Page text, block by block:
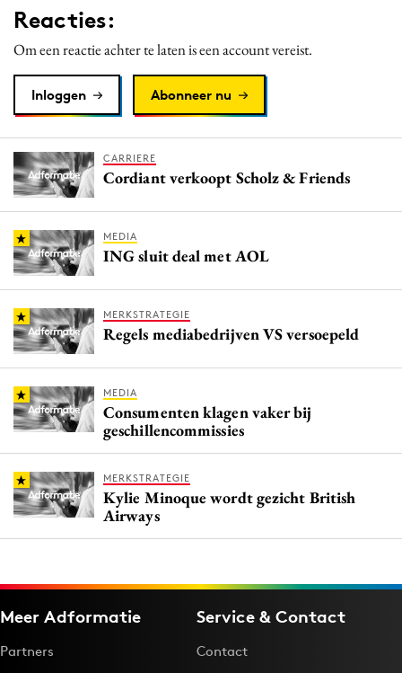
Merkstrategie
Purpose Marketing
Reputatie & crisis
Reacties:
Om een reactie achter te laten is een account vereist.
Inloggen Abonneer nu
CARRIERE
Cordiant verkoopt Scholz & Friends
MEDIA
ING sluit deal met AOL
MERKSTRATEGIE
Regels mediabedrijven VS versoepeld
MEDIA
Consumenten klagen vaker bij
geschillencommissies
MERKSTRATEGIE
Kylie Minoque wordt gezicht British
Airways
Meer Adformatie
Partners
Service & Contact
Contact